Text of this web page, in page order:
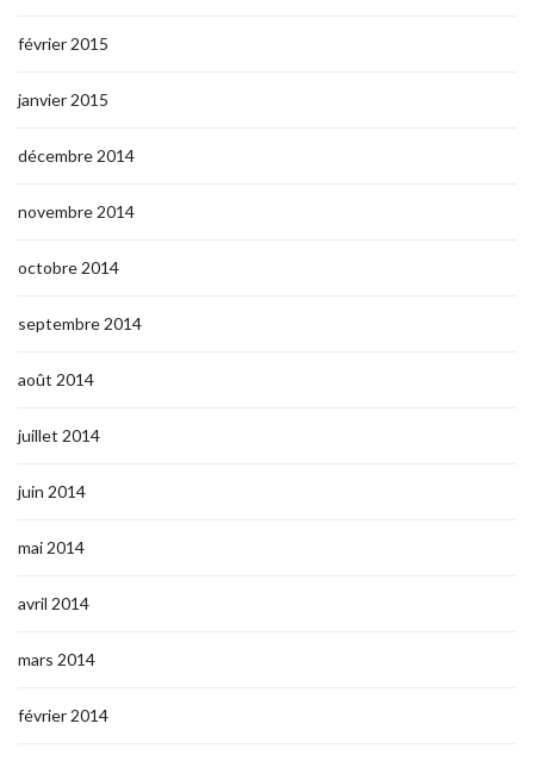
février 2015
janvier 2015
décembre 2014
novembre 2014
octobre 2014
septembre 2014
août 2014
juillet 2014
juin 2014
mai 2014
avril 2014
mars 2014
février 2014